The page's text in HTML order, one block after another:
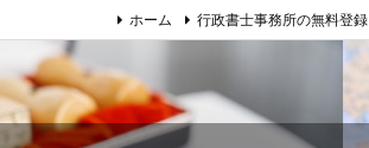
ホーム 行政書士事務所の無料登録